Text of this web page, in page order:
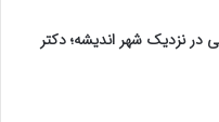
در نزدیک شهر اندیشه؛ دکتر